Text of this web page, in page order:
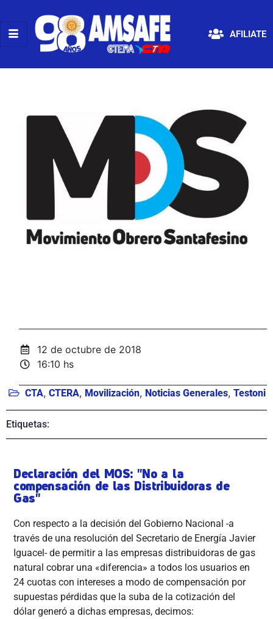
AFILIATE
12 de octubre de 2018
16:10 hs
CTA, CTERA, Movilización, Noticias Generales, Testoni
Etiquetas:
Declaración del MOS: "No a la
compensación de las Distribuidoras de
Gas"
Con respecto a la decisión del Gobierno Nacional -a
través de una resolución del Secretario de Energía Javier
Iguacel- de permitir a las empresas distribuidoras de gas
natural cobrar una «diferencia» a todos los usuarios en
24 cuotas con intereses a modo de compensación por
supuestas pérdidas que la suba de la cotización del
dólar generó a dichas empresas, decimos: